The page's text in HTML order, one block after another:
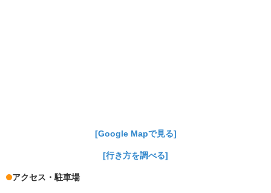
[Google Mapで見る]
[行き方を調べる]
アクセス・駐車場